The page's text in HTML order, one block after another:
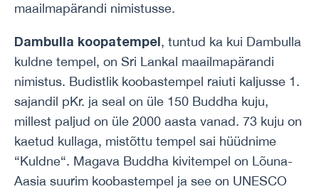
maailmapärandi nimistusse.
Dambulla koopatempel, tuntud ka kui Dambulla
kuldne tempel, on Sri Lankal maailmapärandi
nimistus. Budistlik koobastempel raiuti kaljusse 1.
sajandil pKr. ja seal on üle 150 Buddha kuju,
millest paljud on üle 2000 aasta vanad. 73 kuju on
kaetud kullaga, mistõttu tempel sai hüüdnime
“Kuldne“. Magava Buddha kivitempel on Lõuna-
Aasia suurim koobastempel ja see on UNESCO